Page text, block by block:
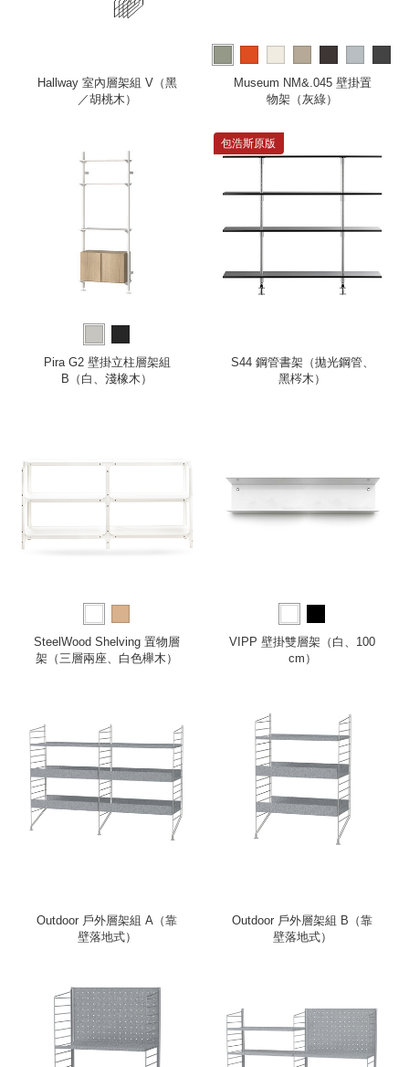
Hallway 室內層架組 V（黑
／胡桃木）
more
Museum NM&.045 壁掛置
物架（灰綠）
Pira G2 壁掛立柱層架組
B（白、淺橡木）
包浩斯原版
S44 鋼管書架（拋光鋼管、
黑梣木）
SteelWood Shelving 置物層
架（三層兩座、白色櫸木）
VIPP 壁掛雙層架（白、100
cm）
Outdoor 戶外層架組 A（靠
壁落地式）
Outdoor 戶外層架組 B（靠
壁落地式）